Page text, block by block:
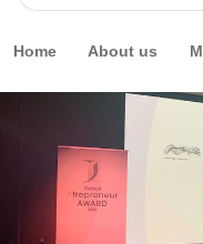
Home About us